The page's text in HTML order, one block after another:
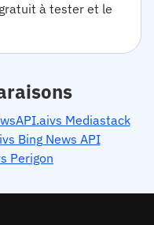
à tester et le
vs Mediastack
vs Bing News API
Perigon